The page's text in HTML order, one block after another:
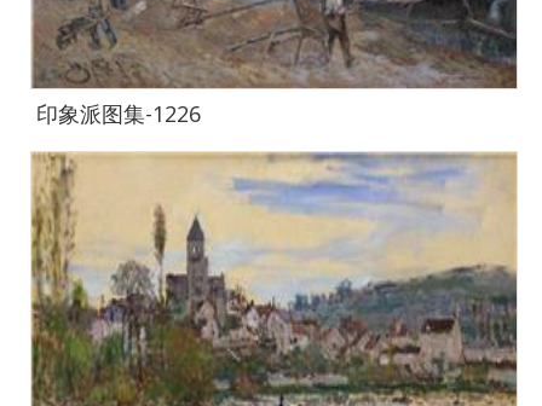
印象派图集-1226